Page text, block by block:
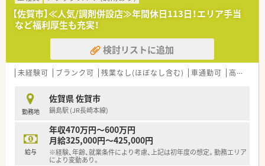
【佐賀市】≪人気/調剤併設店≫年間休日113日！エリア手当
など福利厚生も充実！
検討リストに追加
未経験可 ブランク可 残業なし(ほぼなし含む) 車通勤可 高給与(600万円以上)
勤務地
佐賀県 佐賀市
鍋島駅 (JR長崎本線)
給与
年収470万円～600万円
月給325,000円～425,000円
※経験、年齢、就業条件により考慮、上記は初年度の想定。勤務エリア
により変動あり。